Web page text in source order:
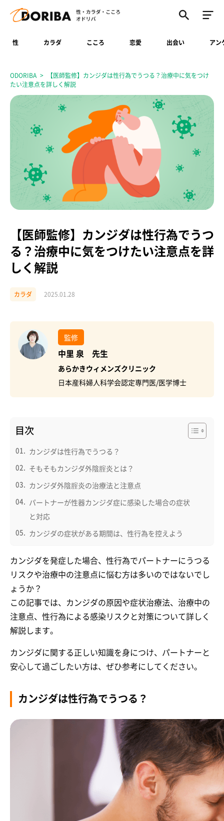
性 カラダ こころ 恋愛 出会い アン
ODORIBA
【医師監修】カンジダは性行為でうつる？治療中に気をつけ
たい注意点を詳しく解説
【医師監修】カンジダは性行為でうつ
る？治療中に気をつけたい注意点を詳
しく解説
カラダ 2025.01.28
監修
中里 泉 先生
あらかきウィメンズクリニック
日本産科婦人科学会認定専門医/医学博士
目次
カンジダは性行為でうつる？
そもそもカンジダ外陰腟炎とは？
カンジダ外陰腟炎の治療法と注意点
パートナーが性器カンジダ症に感染した場合の症状
と対応
カンジダの症状がある期間は、性行為を控えよう
カンジダを発症した場合、性行為でパートナーにうつる
リスクや治療中の注意点に悩む方は多いのではないでし
ょうか？
この記事では、カンジダの原因や症状治療法、治療中の
注意点、性行為による感染リスクと対策について詳しく
解説します。
カンジダに関する正しい知識を身につけ、パートナーと
安心して過ごしたい方は、ぜひ参考にしてください。
カンジダは性行為でうつる？